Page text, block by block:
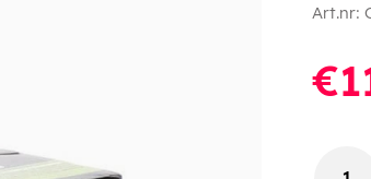
Art.nr: